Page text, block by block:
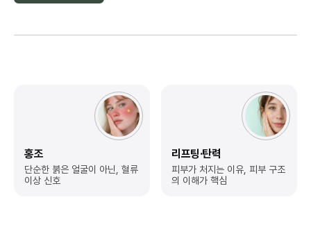
홍조
단순한 붉은 얼굴이 아닌, 혈류
이상 신호
리프팅·탄력
피부가 처지는 이유, 피부 구조
의 이해가 핵심